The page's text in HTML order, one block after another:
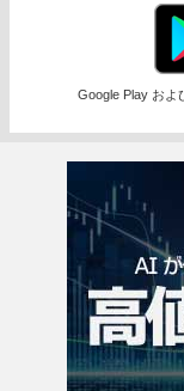
Google Play およ